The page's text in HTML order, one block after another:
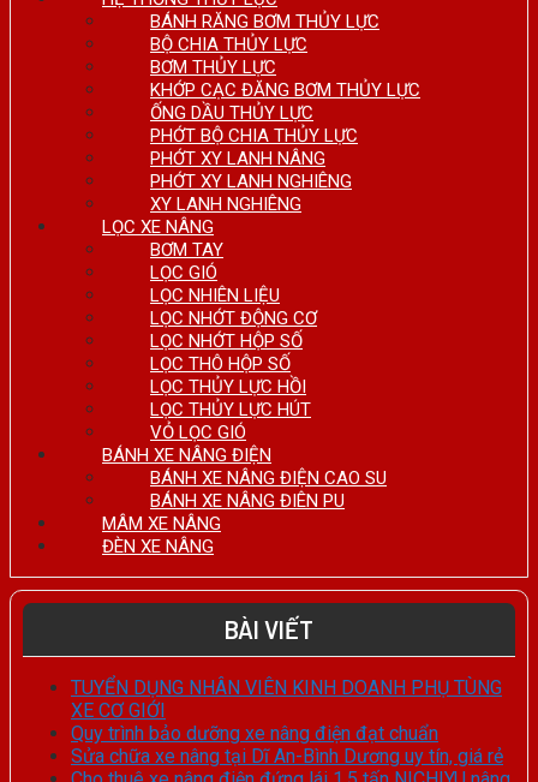
BÁNH RĂNG BƠM THỦY LỰC
BỘ CHIA THỦY LỰC
BƠM THỦY LỰC
KHỚP CẠC ĐĂNG BƠM THỦY LỰC
ỐNG DẦU THỦY LỰC
PHỚT BỘ CHIA THỦY LỰC
PHỚT XY LANH NÂNG
PHỚT XY LANH NGHIÊNG
XY LANH NGHIÊNG
LỌC XE NÂNG
BƠM TAY
LỌC GIÓ
LỌC NHIÊN LIỆU
LỌC NHỚT ĐỘNG CƠ
LỌC NHỚT HỘP SỐ
LỌC THÔ HỘP SỐ
LỌC THỦY LỰC HỒI
LỌC THỦY LỰC HÚT
VỎ LỌC GIÓ
BÁNH XE NÂNG ĐIỆN
BÁNH XE NÂNG ĐIỆN CAO SU
BÁNH XE NÂNG ĐIÊN PU
MÂM XE NÂNG
ĐÈN XE NÂNG
BÀI VIẾT
TUYỂN DỤNG NHÂN VIÊN KINH DOANH PHỤ TÙNG
XE CƠ GIỚI
Quy trình bảo dưỡng xe nâng điện đạt chuẩn
Sửa chữa xe nâng tại Dĩ An-Bình Dương uy tín, giá rẻ